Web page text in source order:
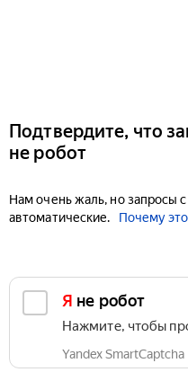
Подтвердите, что
не робот
Нам очень жаль, но запросы
автоматические.
Почему
Я не робот
Нажмите, чтобы
Yandex SmartCaptcha